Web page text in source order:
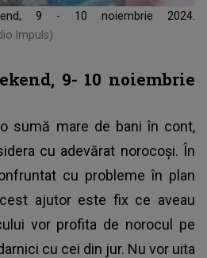
9 - 10 noiembrie 2024.
Impuls)
9- 10 noiembrie
sumă mare de bani în cont,
cu adevărat norocoși. În
cu probleme în plan
ajutor este fix ce aveau
vor profita de norocul pe
cu cei din jur. Nu vor uita